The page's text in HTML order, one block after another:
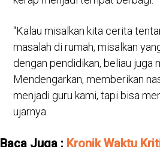
“Kalau misalkan kita cerita
masalah di rumah, misalkan
dengan pendidikan, beliau juga
Mendengarkan, memberikan
menjadi guru kami, tapi bisa
ujarnya.
Baca Juga : Kronik Waktu